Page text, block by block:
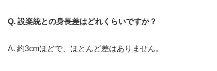
Q. 設楽統との身長差はどれくらいですか？
A. 約3cmほどで、ほとんど差はありません。